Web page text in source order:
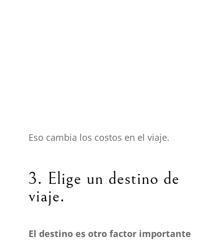
Eso cambia los costos en el viaje.
3. Elige un destino de
viaje.
El destino es otro factor importante